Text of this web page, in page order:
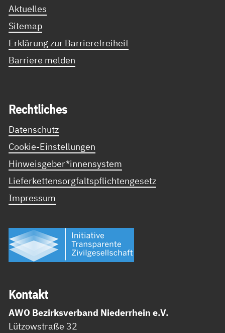
Aktuelles
Sitemap
Erklärung zur Barrierefreiheit
Barriere melden
Recht­li­ches
Datenschutz
Cookie-Einstellungen
Hinweisgeber*innensystem
Lieferkettensorgfaltspflichtengesetz
Impressum
Kon­takt
AWO Bezirksverband Niederrhein e.V.
Lützowstraße 32